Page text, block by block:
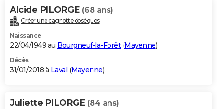
Alcide PILORGE (68 ans)
Créer une cagnotte obsèques
Naissance
22/04/1949 au Bourgneuf-la-Forêt(Mayenne)
Décès
31/01/2018 à Laval (Mayenne)
Juliette PILORGE (84 ans)